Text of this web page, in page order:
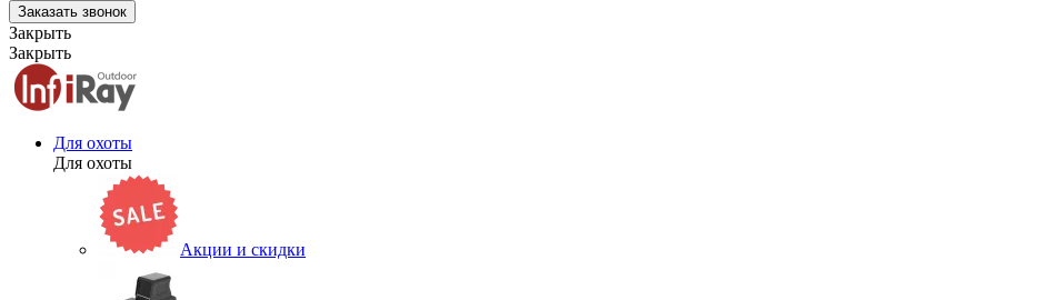
Заказать звонок
Закрыть
Закрыть
Для охоты
Для охоты
Акции и скидки